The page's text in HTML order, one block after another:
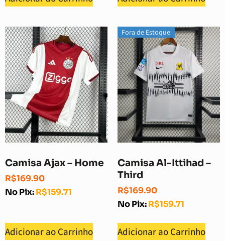
Camisa Ajax – Home
R$169.90
No Pix:R$159.71
Adicionar ao Carrinho
Fora de Estoque
Camisa Al-Ittihad –
Third
R$169.90
No Pix:R$159.71
Adicionar ao Carrinho